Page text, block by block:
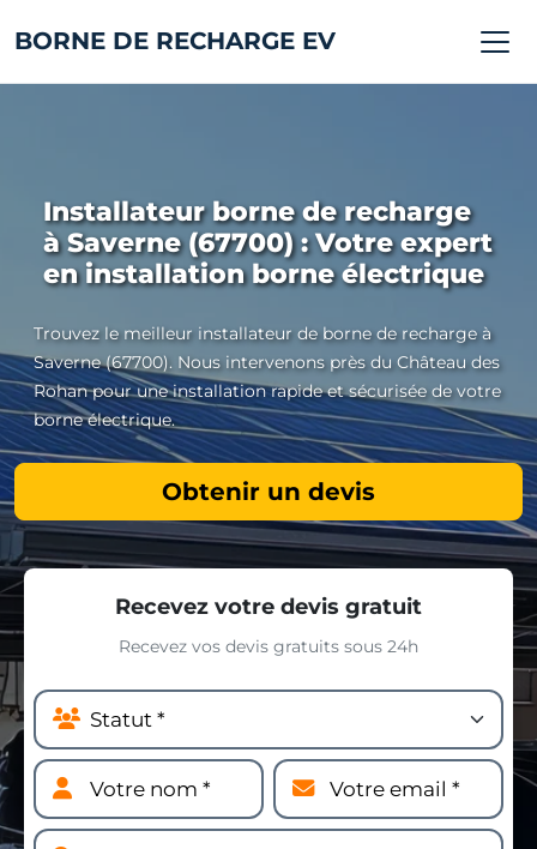
BORNE DE RECHARGE EV
Installateur borne de recharge
à Saverne (67700) : Votre expert
en installation borne électrique
Trouvez le meilleur installateur de borne de recharge à
Saverne (67700). Nous intervenons près du Château des
Rohan pour une installation rapide et sécurisée de votre
borne électrique.
Obtenir un devis
Recevez votre devis gratuit
Recevez vos devis gratuits sous 24h